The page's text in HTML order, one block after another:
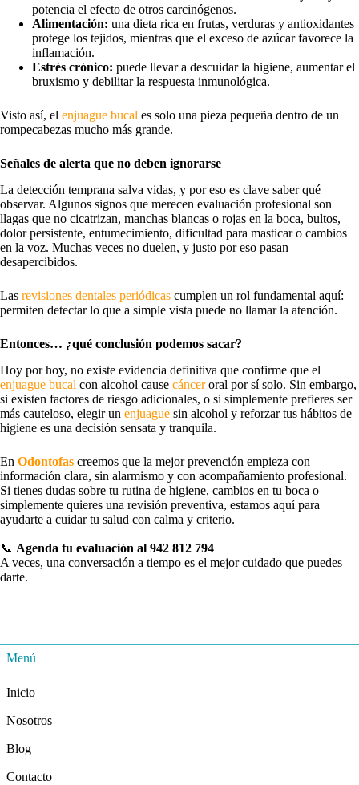
potencia el efecto de otros carcinógenos.
Alimentación: una dieta rica en frutas, verduras y antioxidantes
protege los tejidos, mientras que el exceso de azúcar favorece la
inflamación.
Estrés crónico: puede llevar a descuidar la higiene, aumentar el
bruxismo y debilitar la respuesta inmunológica.
Visto así, el enjuague bucal es solo una pieza pequeña dentro de un
rompecabezas mucho más grande.
Señales de alerta que no deben ignorarse
La detección temprana salva vidas, y por eso es clave saber qué
observar. Algunos signos que merecen evaluación profesional son
llagas que no cicatrizan, manchas blancas o rojas en la boca, bultos,
dolor persistente, entumecimiento, dificultad para masticar o cambios
en la voz. Muchas veces no duelen, y justo por eso pasan
desapercibidos.
Las revisiones dentales periódicas cumplen un rol fundamental aquí:
permiten detectar lo que a simple vista puede no llamar la atención.
Entonces… ¿qué conclusión podemos sacar?
Hoy por hoy, no existe evidencia definitiva que confirme que el
enjuague bucal con alcohol cause cánceroral por sí solo. Sin embargo,
si existen factores de riesgo adicionales, o si simplemente prefieres ser
más cauteloso, elegir un enjuague sin alcohol y reforzar tus hábitos de
higiene es una decisión sensata y tranquila.
En Odontofas creemos que la mejor prevención empieza con
información clara, sin alarmismo y con acompañamiento profesional.
Si tienes dudas sobre tu rutina de higiene, cambios en tu boca o
simplemente quieres una revisión preventiva, estamos aquí para
ayudarte a cuidar tu salud con calma y criterio.
📞 Agenda tu evaluación al 942 812 794
A veces, una conversación a tiempo es el mejor cuidado que puedes
darte.
Menú
Inicio
Nosotros
Blog
Contacto